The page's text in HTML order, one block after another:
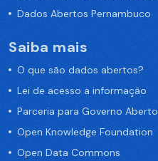
Dados Abertos Pernambuco
Saiba mais
O que são dados abertos?
Lei de acesso a informação
Parceria para Governo Aberto
Open Knowledge Foundation
Open Data Commons